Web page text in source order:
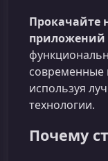
Прокачайте
приложений
современные
используя
технологии.
Почему